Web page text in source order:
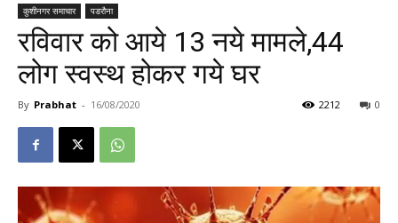
कुशीनगर समाचार पडरौना
रविवार को आये 13 नये मामले,44
लोग स्वस्थ होकर गये घर
By Prabhat - 16/08/2020 0
2212